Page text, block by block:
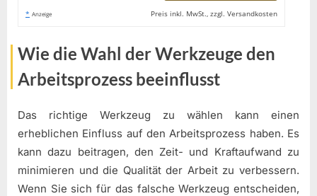
* Anzeige Preis inkl. MwSt., zzgl. Versandkosten
Wie die Wahl der Werkzeuge den
Arbeitsprozess beeinflusst
Das richtige Werkzeug zu wählen kann einen
erheblichen Einfluss auf den Arbeitsprozess haben. Es
kann dazu beitragen, den Zeit- und Kraftaufwand zu
minimieren und die Qualität der Arbeit zu verbessern.
Wenn Sie sich für das falsche Werkzeug entscheiden,